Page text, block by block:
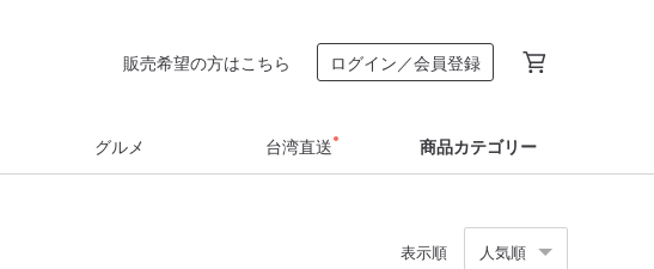
販売希望の方はこちら ログイン／会員登録
グルメ 台湾直送 商品カテゴリー
表示順 人気順